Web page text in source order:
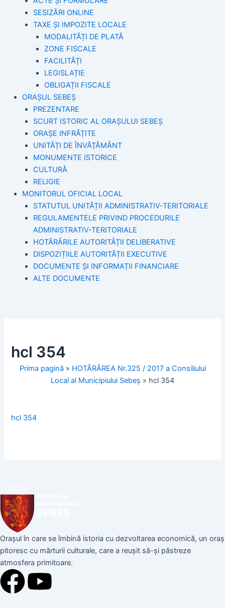
SESIZĂRI ONLINE
TAXE ȘI IMPOZITE LOCALE
MODALITĂȚI DE PLATĂ
ZONE FISCALE
FACILITĂȚI
LEGISLAȚIE
OBLIGAȚII FISCALE
ORAȘUL SEBEȘ
PREZENTARE
SCURT ISTORIC AL ORAȘULUI SEBEȘ
ORAȘE INFRĂȚITE
UNITĂȚI DE ÎNVĂȚĂMÂNT
MONUMENTE ISTORICE
CULTURĂ
RELIGIE
MONITORUL OFICIAL LOCAL
STATUTUL UNITĂȚII ADMINISTRATIV-TERITORIALE
REGULAMENTELE PRIVIND PROCEDURILE
ADMINISTRATIV-TERITORIALE
HOTĂRÂRILE AUTORITĂȚII DELIBERATIVE
DISPOZIȚIILE AUTORITĂȚII EXECUTIVE
DOCUMENTE ȘI INFORMAȚII FINANCIARE
ALTE DOCUMENTE
hcl 354
Prima pagină » HOTĂRÂREA Nr.325 / 2017 a Consiliului
Local al Municipiului Sebeş » hcl 354
hcl 354
Orașul în care se îmbină istoria cu dezvoltarea economică, un oraș
pitoresc cu mărturii culturale, care a reușit să-și păstreze
atmosfera primitoare.
F Y